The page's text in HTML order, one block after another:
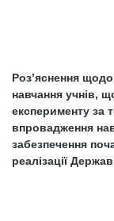
Роз’яснення
навчання учнів,
експерименту за
впровадження
забезпечення
реалізації